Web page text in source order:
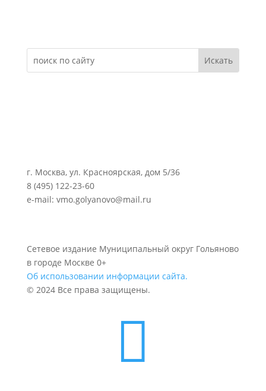
г. Москва, ул. Красноярская, дом 5/36
8 (495) 122-23-60
e-mail: vmo.golyanovo@mail.ru
Сетевое издание Муниципальный округ Гольяново
в городе Москве 0+
Об использовании информации сайта.
© 2024 Все права защищены.
